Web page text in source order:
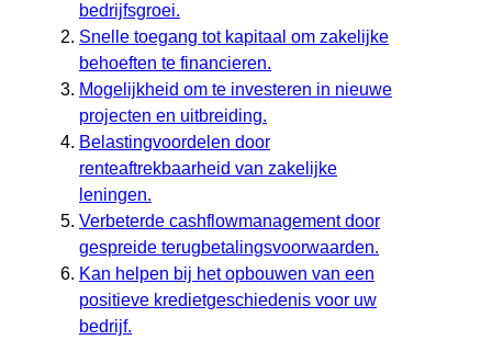
bedrijfsgroei.
Snelle toegang tot kapitaal om zakelijke
behoeften te financieren.
Mogelijkheid om te investeren in nieuwe
projecten en uitbreiding.
Belastingvoordelen door
renteaftrekbaarheid van zakelijke
leningen.
Verbeterde cashflowmanagement door
gespreide terugbetalingsvoorwaarden.
Kan helpen bij het opbouwen van een
positieve kredietgeschiedenis voor uw
bedrijf.